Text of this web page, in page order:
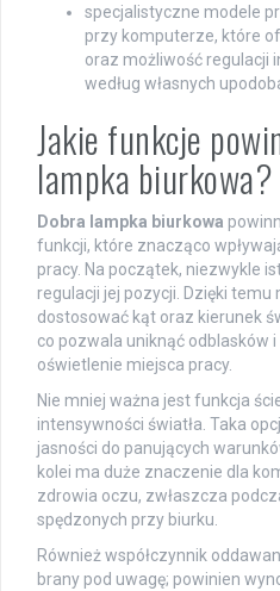
specjalistyczne modele
przy komputerze, które
oraz możliwość regulacji
według własnych
Jakie funkcje
lampka biurkowa?
Dobra lampka biurkowa
funkcji, które znacząco
pracy. Na początek, niezwykle
regulacji jej pozycji. Dzięki temu
dostosować kąt oraz kierunek
co pozwala uniknąć odblasków
oświetlenie miejsca pracy.
Nie mniej ważna jest funkcja
intensywności światła. Taka
jasności do panujących
kolei ma duże znaczenie dla
zdrowia oczu, zwłaszcza
spędzonych przy biurku.
Również współczynnik
brany pod uwagę; powinien